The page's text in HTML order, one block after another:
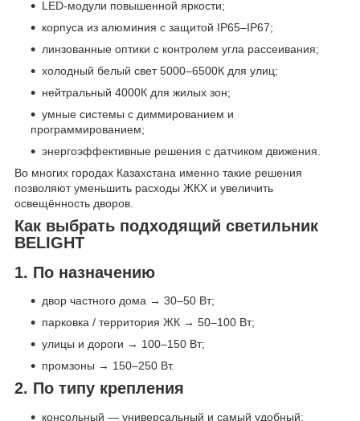
LED-модули повышенной яркости;
корпуса из алюминия с защитой IP65–IP67;
линзованные оптики с контролем угла рассеивания;
холодный белый свет 5000–6500К для улиц;
нейтральный 4000К для жилых зон;
умные системы с диммированием и
программированием;
энергоэффективные решения с датчиком движения.
Во многих городах Казахстана именно такие решения
позволяют уменьшить расходы ЖКХ и увеличить
освещённость дворов.
Как выбрать подходящий светильник
BELIGHT
1. По назначению
двор частного дома → 30–50 Вт;
парковка / территория ЖК → 50–100 Вт;
улицы и дороги → 100–150 Вт;
промзоны → 150–250 Вт.
2. По типу крепления
консольный — универсальный и самый удобный;